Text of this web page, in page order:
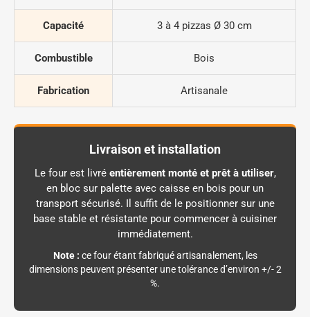
Capacité 3 à 4 pizzas Ø 30 cm
Combustible Bois
Fabrication Artisanale
Livraison et installation
Le four est livré entièrement monté et prêt à utiliser,
en bloc sur palette avec caisse en bois pour un
transport sécurisé. Il suffit de le positionner sur une
base stable et résistante pour commencer à cuisiner
immédiatement.
Note : ce four étant fabriqué artisanalement, les
dimensions peuvent présenter une tolérance d’environ +/- 2
%.